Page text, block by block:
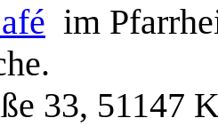
im
33, 51147